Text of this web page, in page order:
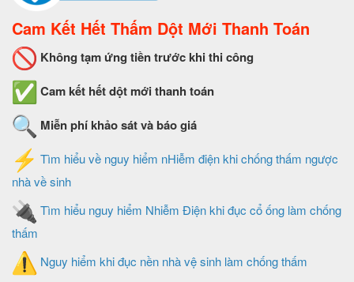
Cam Kết Hết Thấm Dột Mới Thanh Toán
Không tạm ứng tiền trước khi thi công
Cam kết hết dột mới thanh toán
Miễn phí khảo sát và báo giá
Tìm hiểu về nguy hiểm nHiễm điện khi chống thấm ngược
nhà về sinh
Tìm hiểu nguy hiểm Nhiễm Điện khi đục cổ ống làm chống
thấm
Nguy hiểm khi đục nền nhà vệ sinh làm chống thấm